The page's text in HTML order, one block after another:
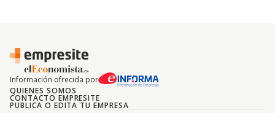
Información ofrecida por
QUIENES SOMOS
CONTACTO EMPRESITE
PUBLICA O EDITA TU EMPRESA